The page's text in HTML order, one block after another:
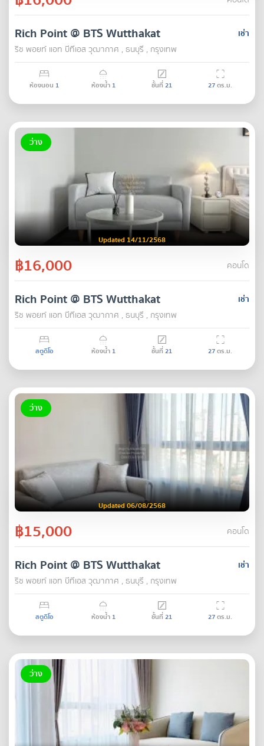
เช่า
Rich Point @ BTS Wutthakat
ริช พอยท์ แอท บีทีเอส วุฒากาศ , ธนบุรี , กรุงเทพ
ห้องนอน 1 ห้องน้ำ 1 ชั้นที่21 27ตร.ม.
ว่าง
Updated 14/11/2568
฿16,000 คอนโด
เช่า
Rich Point @ BTS Wutthakat
ริช พอยท์ แอท บีทีเอส วุฒากาศ , ธนบุรี , กรุงเทพ
สตูดิโอ ห้องน้ำ 1 ชั้นที่21 27ตร.ม.
ว่าง
Updated 06/08/2568
฿15,000 คอนโด
เช่า
Rich Point @ BTS Wutthakat
ริช พอยท์ แอท บีทีเอส วุฒากาศ , ธนบุรี , กรุงเทพ
สตูดิโอ ห้องน้ำ 1 ชั้นที่21 27ตร.ม.
ว่าง